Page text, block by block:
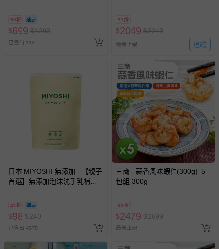
國際航空、客運、訂房等服務。
相關的退換貨辦理流程，可詳見：退換貨 & 退款問題
運送服務：目前提供的運送僅限台灣本島。如您位於離島地
區，可能會無法配送，或須依據商品需加收離島運費。廠商
亦保留出貨與否的權利。離島、偏遠地區、樓層親送等加價
商品實際的配達日期，可於訂單個人資料內的查詢訂單內，
已出貨通知之訊息為主。
如您收到商品，請依正常流程檢查是否完好，若商品遇瑕疵
情形，您可申請更換新品或退貨，請見：退貨的辦理流程。
若您對於會員帳號、商品訂購與資訊、購物流程、付款方
問，你可詳見：
媽咪愛客服中心。
預購商品：預購為海外同步代購，遇缺貨即會通知媽咪並協
助取消退款事宜。
商品如因「價格、組合」等錯誤原因，導致無法安排出貨，
期作廢) (兒童票(2歲以上)贈一
名陪伴成人)
58折
$699 $1200
已售出 112
91折
$2049 $2249
最新上架 追蹤
日本 MIYOSHI 無添加 - 【親子
首選】無添加泡沫洗手乳補充
41折
$98 $240
已售出 4575
三商 - 蒜香風味蝦仁(300g)_5
包組-300g
92折
$2479 $2699
最新上架